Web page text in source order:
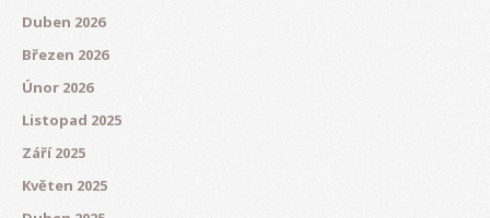
Duben 2026
Březen 2026
Únor 2026
Listopad 2025
Září 2025
Květen 2025